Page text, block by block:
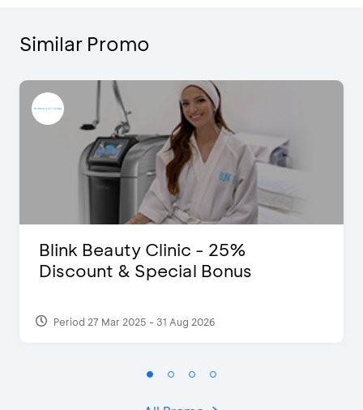
Similar Promo
Blink Beauty Clinic - 25%
Discount & Special Bonus
Period 27 Mar 2025 - 31 Aug 2026